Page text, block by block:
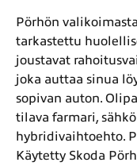
Pörhön
tarkastettu
joustavat
joka auttaa sinua
sopivan auton.
tilava farmari,
hybridivaihtoehto.
Käytetty Skoda